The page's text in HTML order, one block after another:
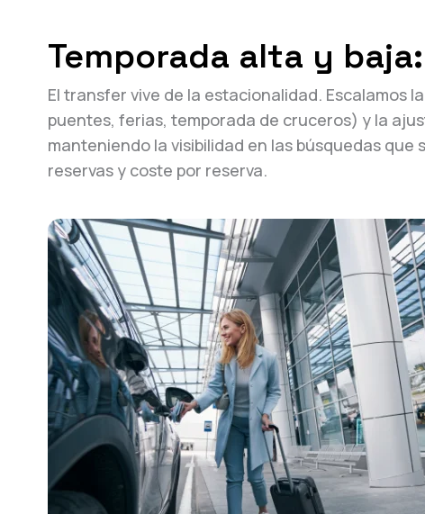
Temporada alta y
El transfer vive de la estacionalidad. Escalamos
puentes, ferias, temporada de cruceros) y la
manteniendo la visibilidad en las búsquedas que
reservas y coste por reserva.